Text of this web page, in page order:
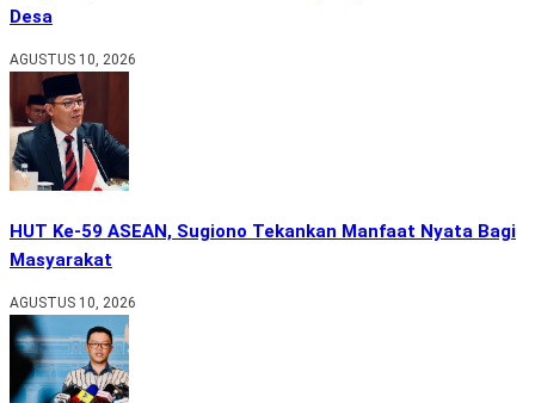
Desa
AGUSTUS 10, 2026
HUT Ke-59 ASEAN, Sugiono Tekankan Manfaat Nyata Bagi
Masyarakat
AGUSTUS 10, 2026